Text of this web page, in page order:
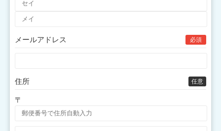
メールアドレス 必須
住所 任意
〒